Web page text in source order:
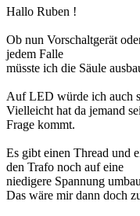
Hallo Ruben !
Ob nun Vorschaltgerät
jedem Falle
müsste ich die Säule
Auf LED würde ich auch
Vielleicht hat da jemand
Frage kommt.
Es gibt einen Thread und
den Trafo noch auf eine
niedigere Spannung
Das wäre mir dann doch